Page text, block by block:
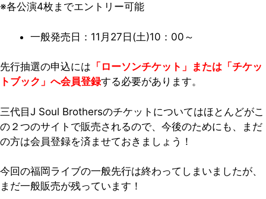
※各公演4枚までエントリー可能
一般発売日：11月27日(土)10：00～
先行抽選の申込には 「ローソンチケット」または「チケッ
トブック」へ会員登録する必要があります。
三代目J Soul Brothersのチケットについてはほとんどがこ
の２つのサイトで販売されるので、今後のためにも、まだ
の方は会員登録を済ませておきましょう！
今回の福岡ライブの一般先行は終わってしまいましたが、
まだ一般販売が残っています！